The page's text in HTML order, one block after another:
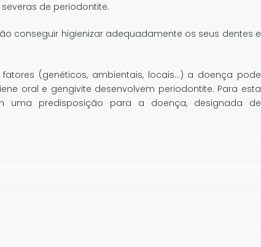
de periodontite.
conseguir higienizar adequadamente os seus dentes e
(genéticos, ambientais, locais…) a doença pode
oral e gengivite desenvolvem periodontite. Para esta
uma predisposição para a doença, designada de